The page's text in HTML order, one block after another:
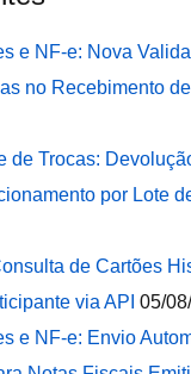
e NF-e: Nova
no Recebimento
de Trocas:
por Lote
de Cartões
via API 05/
e NF-e: Envio